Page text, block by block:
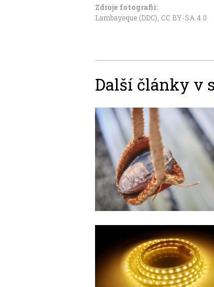
Zdroje fotografii:
Lambayeque (DDC) CC BY-SA 4.0
Další články v
Image